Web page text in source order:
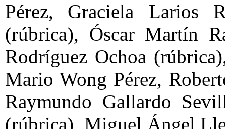
Pérez, Graciela Larios
(rúbrica), Óscar Martín
Rodríguez Ochoa
Mario Wong Pérez,
Raymundo Gallardo
(rúbrica), Miguel Ángel